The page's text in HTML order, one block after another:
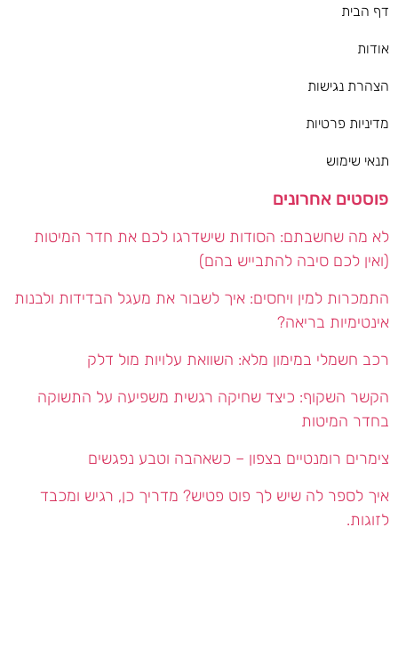
דף הבית
אודות
הצהרת נגישות
מדיניות פרטיות
תנאי שימוש
פוסטים אחרונים
לא מה שחשבתם: הסודות שישדרגו לכם את חדר המיטות
(ואין לכם סיבה להתבייש בהם)
התמכרות למין ויחסים: איך לשבור את מעגל הבדידות ולבנות
אינטימיות בריאה?
רכב חשמלי במימון מלא: השוואת עלויות מול דלק
הקשר השקוף: כיצד שחיקה רגשית משפיעה על התשוקה
בחדר המיטות
צימרים רומנטיים בצפון – כשאהבה וטבע נפגשים
איך לספר לה שיש לך פוט פטיש? מדריך כן, רגיש ומכבד
לזוגות.